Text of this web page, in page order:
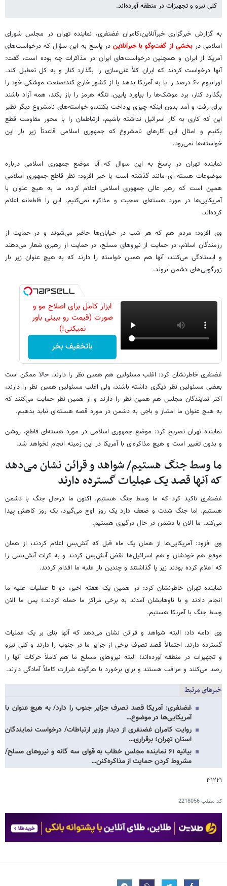
کلی نیرو و تجهیزات در منطقه آورده‌اند.
به گزارش خبرگزاری خبرآنلاین،کامران غضنفری، نماینده تهران در مجلس شورای
اسلامی دربخشی از گفت‌وگو با خبرآنلایندر پاسخ به این سؤال که درخواست‌های
آمریکا از ایران و همچنین درخواست‌های ایران در مذاکرات چه بوده است، گفت:
آنها درخواست کردند که ایران کلاً غنی‌سازی را بگذارد کنار و به کل تعطیل کند.
اورانیوم ۶۰ درصد را یا به آمریکا بدهد یا از کشور خارج کند؛صنعت موشکی خود را
بگذارد کنار، برد موشک‌ها را بیاورد پایین. تنگه هرمز را باز بکند، همه آزاد باشند
برای رفت و آمد بدون اینکه چیزی پرداخت بکنند،و خواسته‌های نامشروع دیگر نظیر
این که کاری به کار اسرائیل نداشته باشیم، ارتباطمان را با محور مقاومت قطع
بکنیم و امثال این کارهای نامشروع که جمهوری اسلامی قاعدتاً زیر بار این
خواسته‌ها نمی‌رود.
نماینده تهران در پاسخ به این سوال که آیا موضع جمهوری اسلامی درباره
موضوعات هسته ای مانند گذشته است یا خیر افزود: نظر قاطع جمهوری اسلامی
همین است که رهبر عالی جمهوری اسلامی اعلام کرده، ما به هیچ عنوان با
آمریکایی‌ها در مورد هسته‌ای صحبت و مذاکره نمی‌کنیم. این را قاطعانه اعلام
کرده‌اند.
وی افزود: مردم هم که هر شب در خیابان‌ها حاضر می‌شوند و در حمایت از
رزمندگان اسلام، در حمایت از نیروهای مسلح، در حمایت از رهبری شعار می‌دهند
و ایستادگی می‌کنند، آنها هم همین خواسته را دارند که به هیچ عنوان زیر بار
زورگویی‌های دشمن نروند.
ابزار کامل برای اصلاح مو و
صورت (قیمت رو ببینی باور
نمیکنی!)
باتخفیف بخر
غضنفری خاطرنشان کرد: اغلب مسئولین هم همین نظر را دارند. حالا ممکن است
بعضی مسئولین نظر دیگری داشته باشند، ولی اغلب مسئولین همین نظر را دارند،
اکثر نمایندگان مجلس هم همین نظر را دارند و از همین نظر حمایت می‌کنند که
به هیچ عنوان ما امتیاز و باجی به دشمن در مورد قصه هسته‌ای نباید بدهیم.
نماینده تهران تصریح کرد: موضع جمهوری اسلامی در مورد هسته‌ای قاطع، روشن
و بدون تغییر است و هیچ مذاکره‌ای با آمریکا در این زمینه انجام نخواهد شد.
ما وسط جنگ هستیم/ شواهد و قرائن نشان می‌دهد
که آنها قصد یک عملیات گسترده دارند
غضنفری تاکید کرد که ما وسط جنگ هستیم. اکنون ما درحال جنگ با دشمن
هستیم. اما جنگ شدت و ضعف دارد یک روز اوج می‌گیرد، یک روز کاهش پیدا
می‌کند. ما الان با دشمن در حال درگیری هستیم.
وی افزود: آمریکایی‌ها از همان یک ماه قبل که آتش‌بس اعلام کردند، از همان
موقع هم خودشان و هم اسرائیل‌ها نقض آتش‌بس کردند و به کرات آتش‌بسی را
که اعلام کرده بودند زیر پا گذاشتند و چندین بار علیه ما اقدام کردند.
نماینده تهران خاطرنشان کرد: در همین یک هفته اخیر، دو تا عملیات علیه ما
انجام دادند و با ناوهایشان آمدند به برخی مراکز ما حمله کردند.؛ پس ما الان
وسط جنگ با آمریکا هستیم.
وی ادامه داد: البته شواهد و قرائن نشان می‌دهد که آنها بنای بر یک عملیات
گسترده دارند. احتمالاً قصد تصرف برخی از جزایر ما در جنوب را دارند و کلی نیرو
و تجهیزات در منطقه آورده‌اند؛ البته نیروهای مسلح ما هم کاملاً حرکات آنها را
رصد می‌کنند و مراقب هستند و برای برخورد با هرگونه شرارت کاملاً آمادگی دارند.
خبرهای مرتبط
غضنفری: آمریکا قصد تصرف جزایر جنوب را دارد/ به هیچ عنوان با
آمریکایی‌ها در موضوع…
روایت کامران غضنفری از دیدار وزیر ارتباطات/ درخواست نمایندگان
استان تهران؛ برقراری…
بیانیه ۶۱ نماینده مجلس خطاب به قوای سه گانه و نیروهای مسلح/
مشروط کردن حمایت از مذاکره‌کنن…
۳۱۲۲۱
کد مطلب2218056